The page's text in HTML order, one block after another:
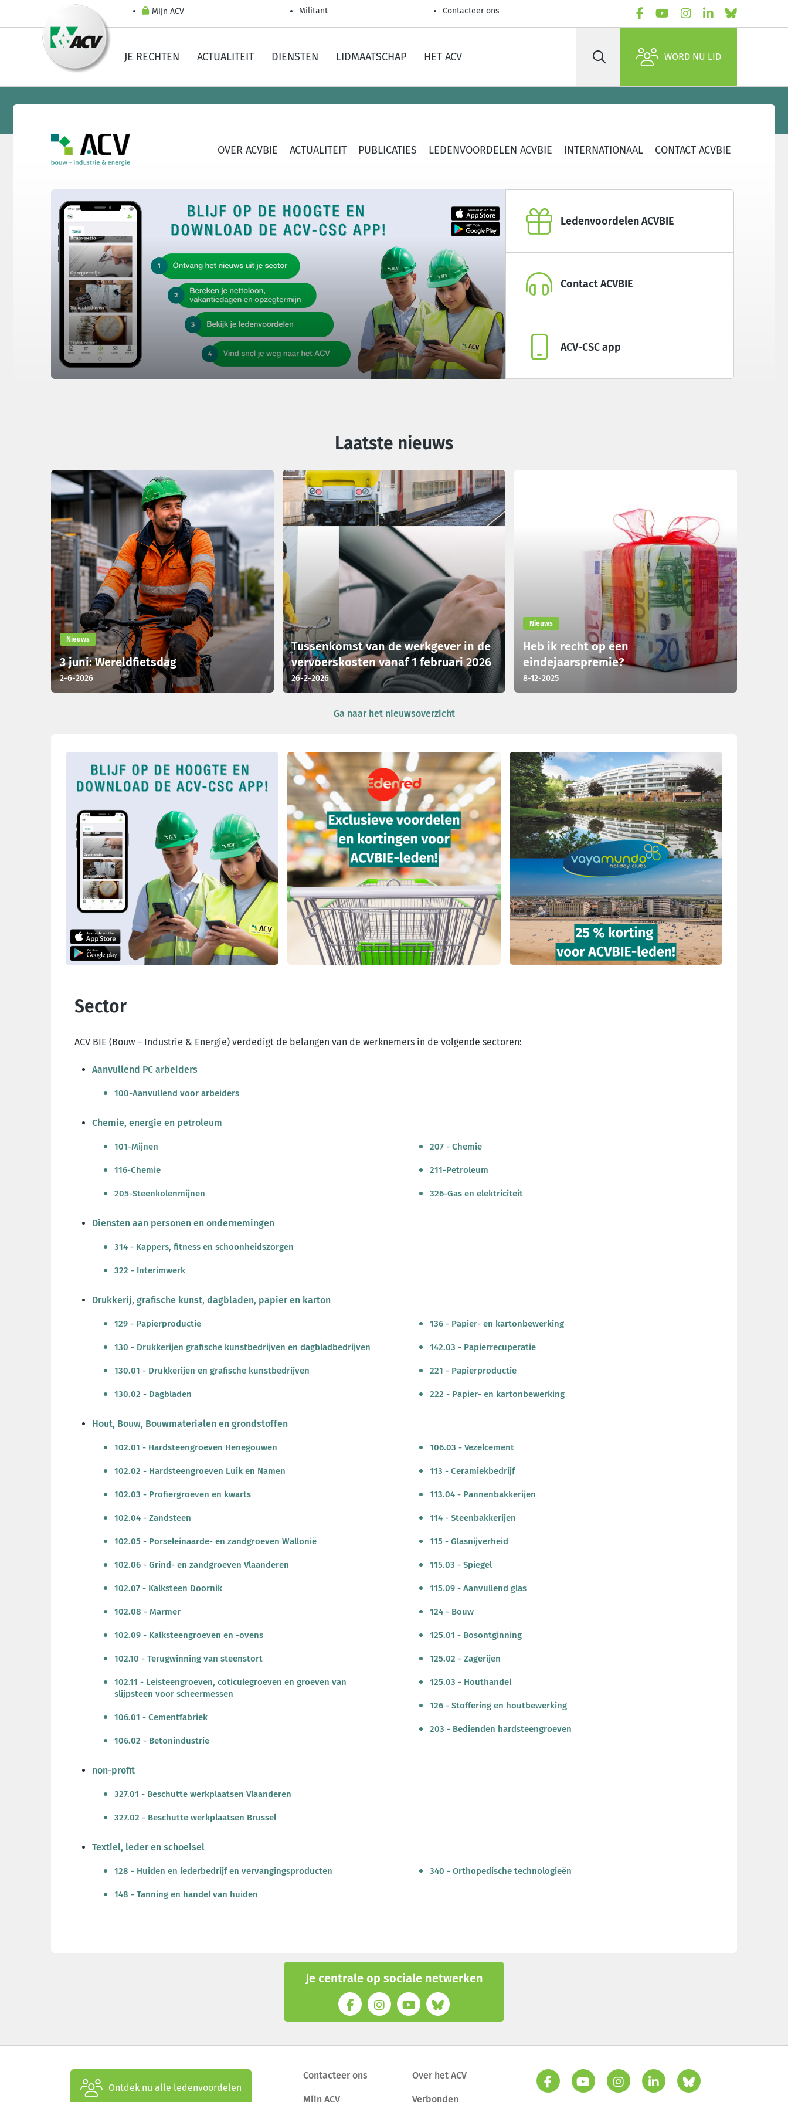
Mijn ACV Militant Contacteer ons
JE RECHTEN ACTUALITEIT DIENSTEN LIDMAATSCHAP HET ACV Zoek WORD NU LID
OVER ACVBIE ACTUALITEIT PUBLICATIES LEDENVOORDELEN ACVBIE INTERNATIONAAL CONTACT ACVBIE
Ledenvoordelen ACVBIE
Contact ACVBIE
ACV-CSC app
Laatste nieuws
Nieuws
3 juni: Wereldfietsdag
2-6-2026
Tussenkomst van de werkgever in de
vervoerskosten vanaf 1 februari 2026
26-2-2026
Nieuws
Heb ik recht op een
eindejaarspremie?
8-12-2025
Ga naar het nieuwsoverzicht
Sector
ACV BIE (Bouw – Industrie & Energie) verdedigt de belangen van de werknemers in de volgende sectoren:
Aanvullend PC arbeiders
100-Aanvullend voor arbeiders
Chemie, energie en petroleum
101-Mijnen
116-Chemie
205-Steenkolenmijnen
207 - Chemie
211-Petroleum
326-Gas en elektriciteit
Diensten aan personen en ondernemingen
314 - Kappers, fitness en schoonheidszorgen
322 - Interimwerk
Drukkerij, grafische kunst, dagbladen, papier en karton
129 - Papierproductie
130 - Drukkerijen grafische kunstbedrijven en dagbladbedrijven
130.01 - Drukkerijen en grafische kunstbedrijven
130.02 - Dagbladen
136 - Papier- en kartonbewerking
142.03 - Papierrecuperatie
221 - Papierproductie
222 - Papier- en kartonbewerking
Hout, Bouw, Bouwmaterialen en grondstoffen
102.01 - Hardsteengroeven Henegouwen
102.02 - Hardsteengroeven Luik en Namen
102.03 - Profiergroeven en kwarts
102.04 - Zandsteen
102.05 - Porseleinaarde- en zandgroeven Wallonië
102.06 - Grind- en zandgroeven Vlaanderen
102.07 - Kalksteen Doornik
102.08 - Marmer
102.09 - Kalksteengroeven en -ovens
102.10 - Terugwinning van steenstort
102.11 - Leisteengroeven, coticulegroeven en groeven van
slijpsteen voor scheermessen
106.01 - Cementfabriek
106.02 - Betonindustrie
106.03 - Vezelcement
113 - Ceramiekbedrijf
113.04 - Pannenbakkerijen
114 - Steenbakkerijen
115 - Glasnijverheid
115.03 - Spiegel
115.09 - Aanvullend glas
124 - Bouw
125.01 - Bosontginning
125.02 - Zagerijen
125.03 - Houthandel
126 - Stoffering en houtbewerking
203 - Bedienden hardsteengroeven
non-profit
327.01 - Beschutte werkplaatsen Vlaanderen
327.02 - Beschutte werkplaatsen Brussel
Textiel, leder en schoeisel
128 - Huiden en lederbedrijf en vervangingsproducten
148 - Tanning en handel van huiden
340 - Orthopedische technologieën
Je centrale op sociale netwerken
Ontdek nu alle ledenvoordelen
Contacteer ons
Mijn ACV
Over het ACV
Verbonden